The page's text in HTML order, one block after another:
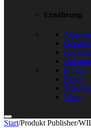
Ernährung
Protein
Riegel
Whey
Start/Produkt Publisher/